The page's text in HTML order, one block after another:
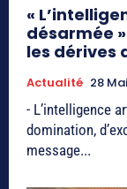
«
désarmée
les dérives
Actualité 28
- L’intelligence
domination,
message...